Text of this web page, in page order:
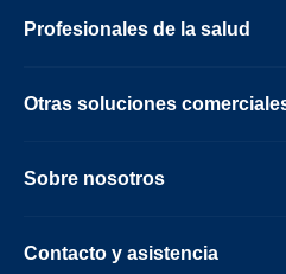
Profesionales de la salud
Otras soluciones
Sobre nosotros
Contacto y asistencia